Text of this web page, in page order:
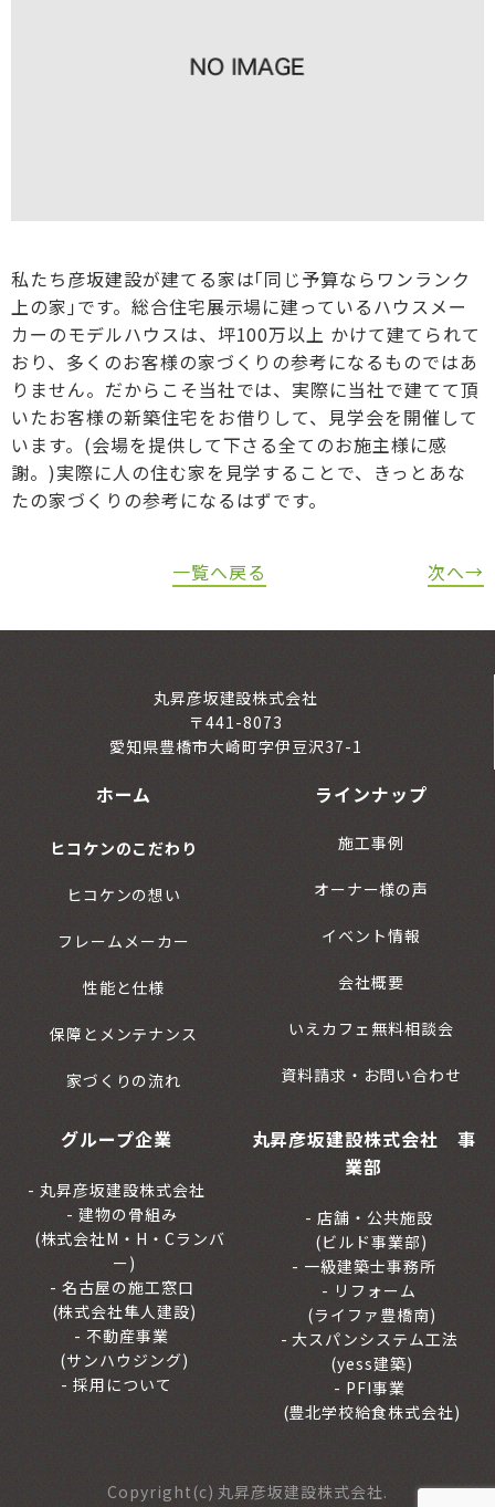
私たち彦坂建設が建てる家は｢同じ予算ならワンランク
上の家｣です。総合住宅展示場に建っているハウスメー
カーのモデルハウスは、坪100万以上 かけて建てられて
おり、多くのお客様の家づくりの参考になるものではあ
りません。だからこそ当社では、実際に当社で建てて頂
いたお客様の新築住宅をお借りして、見学会を開催して
います。(会場を提供して下さる全てのお施主様に感
謝。)実際に人の住む家を見学することで、きっとあな
たの家づくりの参考になるはずです。
一覧へ戻る 次へ→
丸昇彦坂建設株式会社
〒441-8073
愛知県豊橋市大崎町字伊豆沢37-1
ホーム
ヒコケンのこだわり
ヒコケンの想い
フレームメーカー
性能と仕様
保障とメンテナンス
家づくりの流れ
ラインナップ
施工事例
オーナー様の声
イベント情報
会社概要
いえカフェ無料相談会
資料請求・お問い合わせ
グループ企業
丸昇彦坂建設株式会社
建物の骨組み
(株式会社M・H・Cランバ
ー)
名古屋の施工窓口
(株式会社隼人建設)
不動産事業
(サンハウジング)
採用について
丸昇彦坂建設株式会社 事
業部
店舗・公共施設
(ビルド事業部)
一級建築士事務所
リフォーム
(ライファ豊橋南)
大スパンシステム工法
(yess建築)
PFI事業
(豊北学校給食株式会社)
Copyright(c) 丸昇彦坂建設株式会社.